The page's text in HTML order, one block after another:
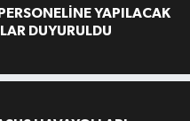
YAPILACAK
DUYURULDU